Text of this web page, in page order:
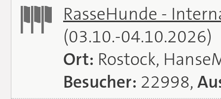
RasseHunde -
(03.10.-04.10.2026)
Ort: Rostock,
Besucher: 22998,